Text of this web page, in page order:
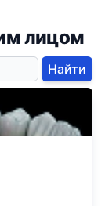
лицом
Найти